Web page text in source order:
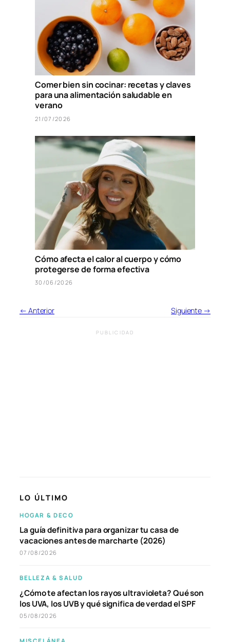
Comer bien sin cocinar: recetas y claves
para una alimentación saludable en
verano
21/07/2026
Cómo afecta el calor al cuerpo y cómo
protegerse de forma efectiva
30/06/2026
← Anterior Siguiente →
PUBLICIDAD
LO ÚLTIMO
HOGAR & DECO
La guía definitiva para organizar tu casa de
vacaciones antes de marcharte (2026)
07/08/2026
BELLEZA & SALUD
¿Cómo te afectan los rayos ultravioleta? Qué son
los UVA, los UVB y qué significa de verdad el SPF
05/08/2026